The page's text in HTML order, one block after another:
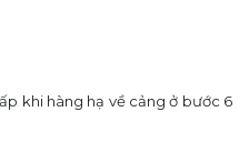
khi hàng hạ về cảng ở bước 6